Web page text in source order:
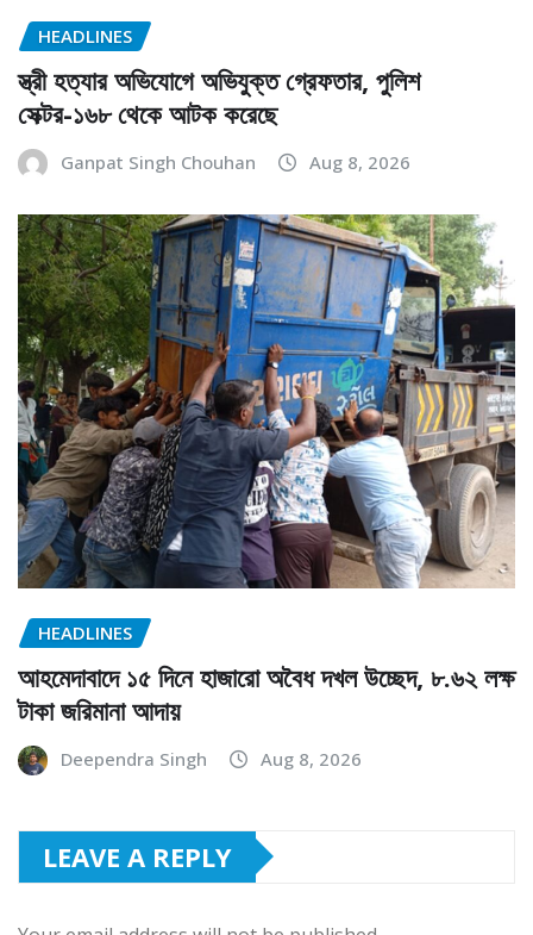
HEADLINES
স্ত্রী হত্যার অভিযোগে অভিযুক্ত গ্রেফতার, পুলিশ
সেক্টর-১৬৮ থেকে আটক করেছে
Ganpat Singh Chouhan Aug 8, 2026
HEADLINES
আহমেদাবাদে ১৫ দিনে হাজারো অবৈধ দখল উচ্ছেদ, ৮.৬২ লক্ষ
টাকা জরিমানা আদায়
Deependra Singh Aug 8, 2026
LEAVE A REPLY